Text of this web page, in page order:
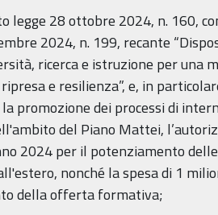
28 ottobre 2024, n. 160,
2024, n. 199, recante
ricerca e istruzione per una
e resilienza”, e, in
promozione dei processi di
del Piano Mattei,
2024 per il potenziamento
nonché la spesa di 1
della offerta formativa;